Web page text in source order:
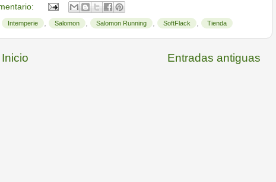
Intemperie , Salomon , Salomon Running , SoftFlack , Tienda
Entradas antiguas
Inicio